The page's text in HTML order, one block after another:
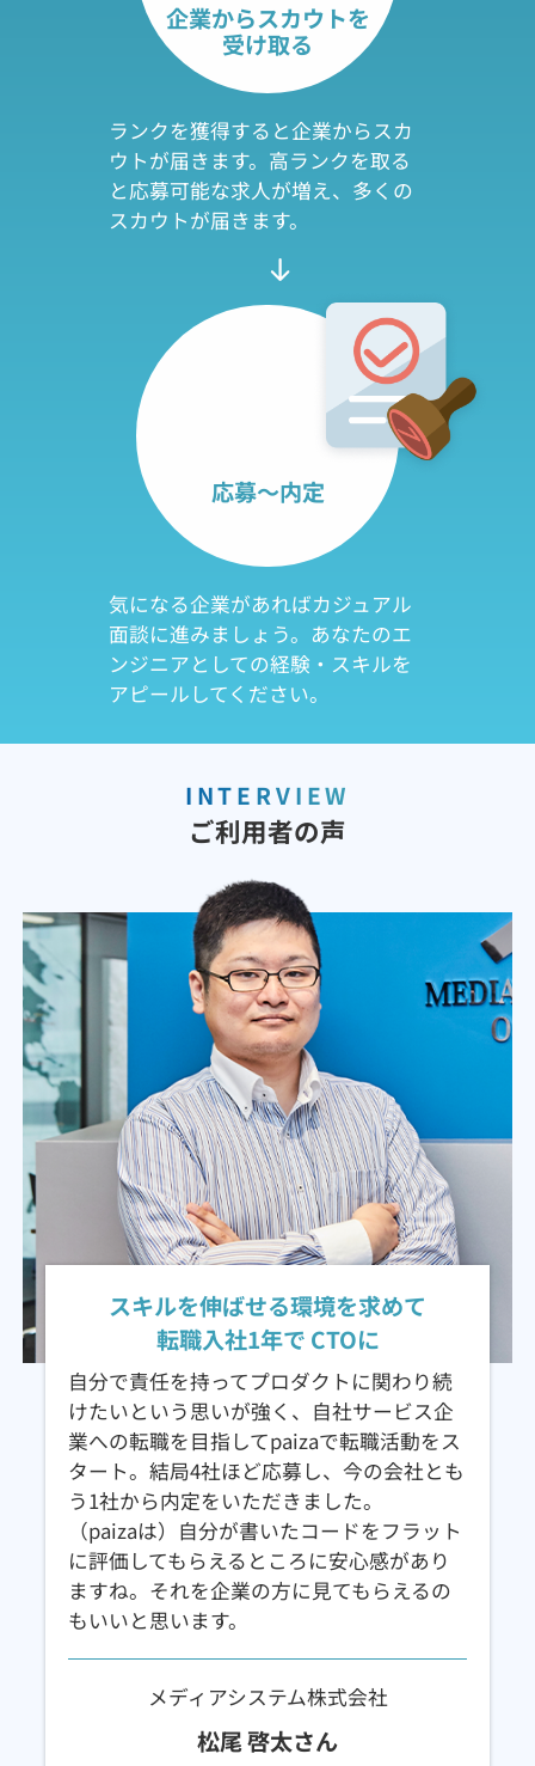
企業からスカウトを
受け取る
ランクを獲得すると企業からスカ
ウトが届きます。高ランクを取る
と応募可能な求人が増え、多くの
スカウトが届きます。
応募～内定
気になる企業があればカジュアル
面談に進みましょう。あなたのエ
ンジニアとしての経験・スキルを
アピールしてください。
INTERVIEW
ご利用者の声
スキルを伸ばせる環境を求めて
転職入社1年で CTOに
自分で責任を持ってプロダクトに関わり続
けたいという思いが強く、自社サービス企
業への転職を目指してpaizaで転職活動をス
タート。結局4社ほど応募し、今の会社とも
う1社から内定をいただきました。
（paizaは）自分が書いたコードをフラット
に評価してもらえるところに安心感があり
ますね。それを企業の方に見てもらえるの
もいいと思います。
メディアシステム株式会社
松尾 啓太さん